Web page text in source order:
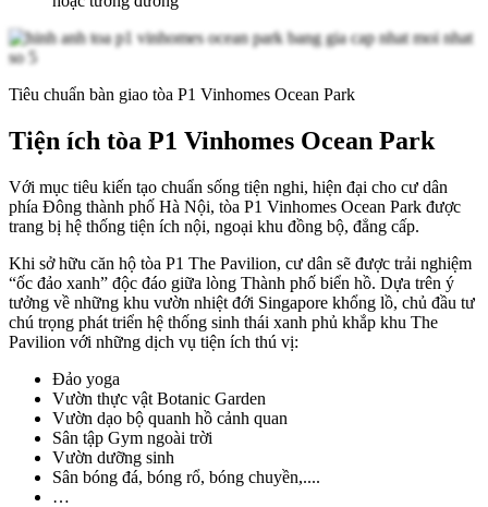
Tiêu chuẩn bàn giao tòa P1 Vinhomes Ocean Park
Tiện ích tòa P1 Vinhomes Ocean Park
Với mục tiêu kiến tạo chuẩn sống tiện nghi, hiện đại cho cư dân
phía Đông thành phố Hà Nội, tòa P1 Vinhomes Ocean Park được
trang bị hệ thống tiện ích nội, ngoại khu đồng bộ, đẳng cấp.
Khi sở hữu căn hộ tòa P1 The Pavilion, cư dân sẽ được trải nghiệm
“ốc đảo xanh” độc đáo giữa lòng Thành phố biển hồ. Dựa trên ý
tưởng về những khu vườn nhiệt đới Singapore khổng lồ, chủ đầu tư
chú trọng phát triển hệ thống sinh thái xanh phủ khắp khu The
Pavilion với những dịch vụ tiện ích thú vị:
Đảo yoga
Vườn thực vật Botanic Garden
Vườn dạo bộ quanh hồ cảnh quan
Sân tập Gym ngoài trời
Vườn dưỡng sinh
Sân bóng đá, bóng rổ, bóng chuyền,....
…